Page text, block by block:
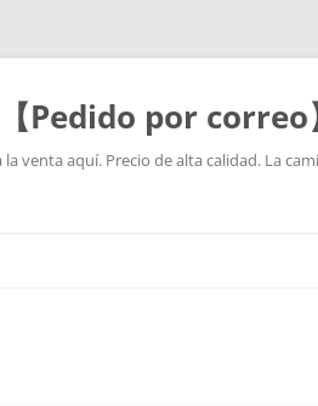
Pedido por correo
venta aquí. Precio de alta calidad. La